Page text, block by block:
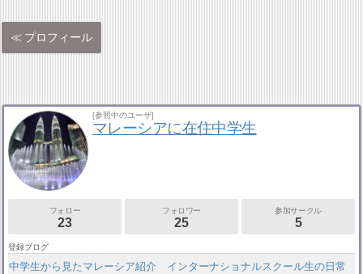
プロフィール
[参照中のユーザ]
マレーシアに在住中学生
フォロー
23
フォロワー
25
参加サークル
5
登録ブログ
中学生から見たマレーシア紹介 インターナショナルスクール生の日常